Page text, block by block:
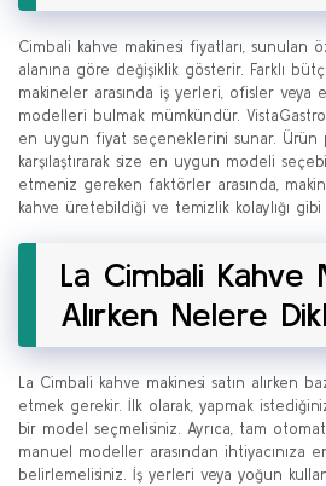
Cimbali kahve makinesi fiyatları, sunulan
alanına göre değişiklik gösterir. Farklı
makineler arasında iş yerleri, ofisler veya
modelleri bulmak mümkündür.
en uygun fiyat seçeneklerini sunar. Ürün
karşılaştırarak size en uygun modeli
etmeniz gereken faktörler arasında,
kahve üretebildiği ve temizlik kolaylığı
La Cimbali Kahve
Alırken Nelere
La Cimbali kahve makinesi satın alırken
etmek gerekir. İlk olarak, yapmak
bir model seçmelisiniz. Ayrıca, tam
manuel modeller arasından ihtiyacınıza
belirlemelisiniz. İş yerleri veya yoğun